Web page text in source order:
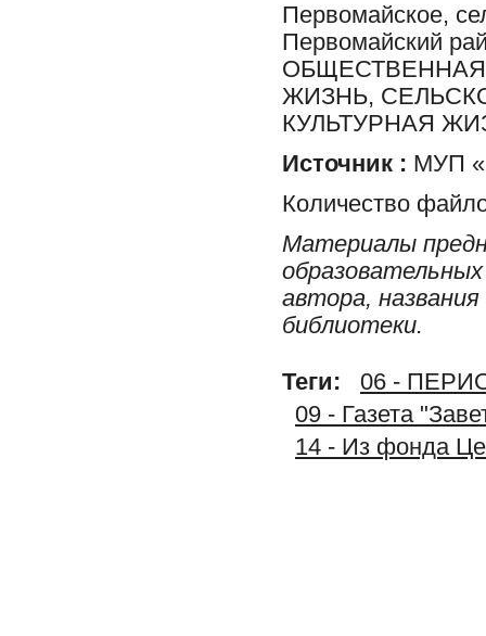
Первомайское,
Первомайский
ЖИЗНЬ,
КУЛЬТУРНАЯ
Источник : МУП
Количество
Материалы
автора,
библиотеки.
Теги:
06 -
09 - Газета
14 - Из фонда